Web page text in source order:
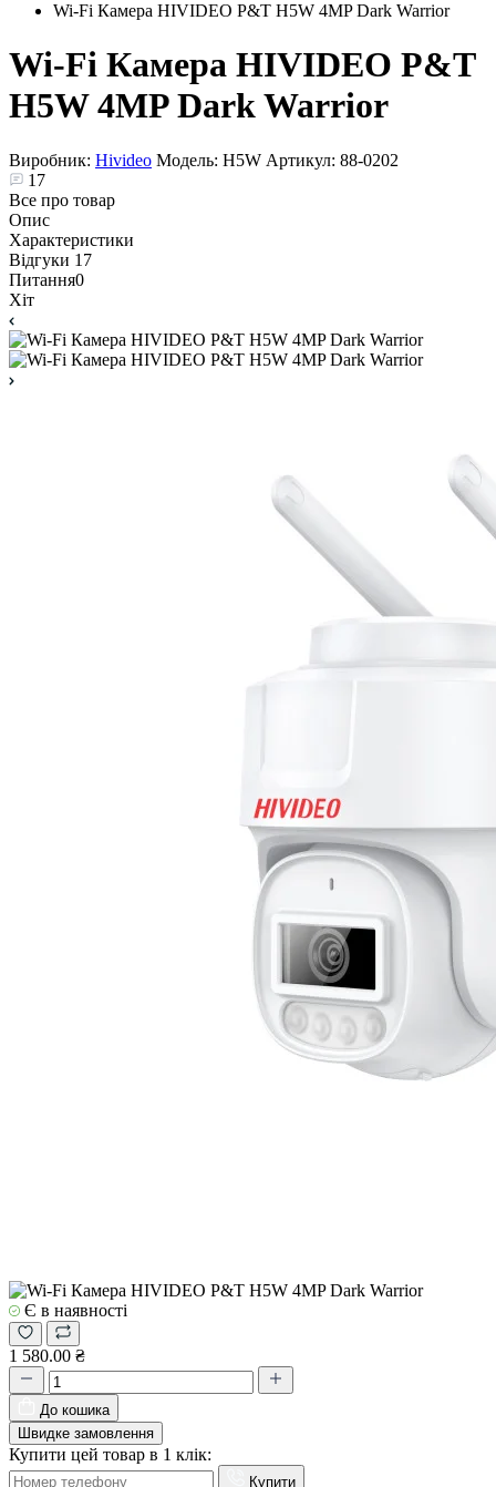
Wi-Fi Камера HIVIDEO P&T H5W 4MP Dark Warrior
Wi-Fi Камера HIVIDEO P&T
H5W 4MP Dark Warrior
Виробник: Hivideo Модель: H5W Артикул: 88-0202
17
Все про товар
Опис
Характеристики
Відгуки 17
Питання0
Хіт
Є в наявності
1 580.00 ₴
До кошика
Швидке замовлення
Купити цей товар в 1 клік:
Купити